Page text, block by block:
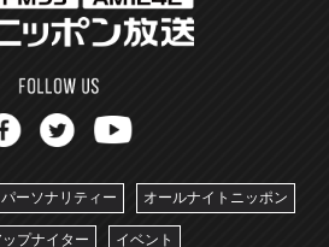
ーソナリティー オールナイトニッポン
プナイター イベント